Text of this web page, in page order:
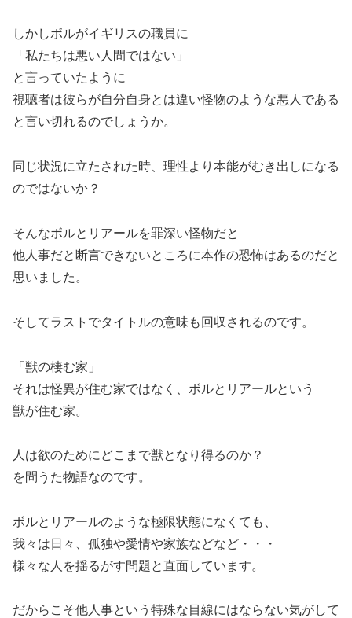
しかしボルがイギリスの職員に
「私たちは悪い人間ではない」
と言っていたように
視聴者は彼らが自分自身とは違い怪物のような悪人である
と言い切れるのでしょうか。
同じ状況に立たされた時、理性より本能がむき出しになる
のではないか？
そんなボルとリアールを罪深い怪物だと
他人事だと断言できないところに本作の恐怖はあるのだと
思いました。
そしてラストでタイトルの意味も回収されるのです。
「獣の棲む家」
それは怪異が住む家ではなく、ボルとリアールという
獣が住む家。
人は欲のためにどこまで獣となり得るのか？
を問うた物語なのです。
ボルとリアールのような極限状態になくても、
我々は日々、孤独や愛情や家族などなど・・・
様々な人を揺るがす問題と直面しています。
だからこそ他人事という特殊な目線にはならない気がして